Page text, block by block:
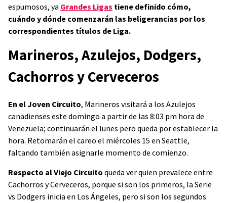
espumosos, ya Grandes Ligas tiene definido cómo,
cuándo y dónde comenzarán las beligerancias por los
correspondientes títulos de Liga.
Marineros, Azulejos, Dodgers,
Cachorros y Cerveceros
En el Joven Circuito, Marineros visitará a los Azulejos
canadienses este domingo a partir de las 8:03 pm hora de
Venezuela; continuarán el lunes pero queda por establecer la
hora. Retomarán el careo el miércoles 15 en Seattle,
faltando también asignarle momento de comienzo.
Respecto al Viejo Circuito queda ver quien prevalece entre
Cachorros y Cerveceros, porque si son los primeros, la Serie
vs Dodgers inicia en Los Ángeles, pero si son los segundos